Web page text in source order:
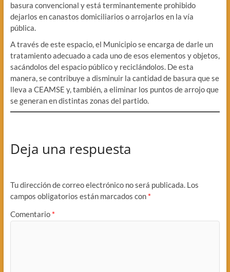
basura convencional y está terminantemente prohibido
dejarlos en canastos domiciliarios o arrojarlos en la vía
pública.
A través de este espacio, el Municipio se encarga de darle un
tratamiento adecuado a cada uno de esos elementos y objetos,
sacándolos del espacio público y reciclándolos. De esta
manera, se contribuye a disminuir la cantidad de basura que se
lleva a CEAMSE y, también, a eliminar los puntos de arrojo que
se generan en distintas zonas del partido.
Deja una respuesta
Tu dirección de correo electrónico no será publicada. Los
campos obligatorios están marcados con *
Comentario *